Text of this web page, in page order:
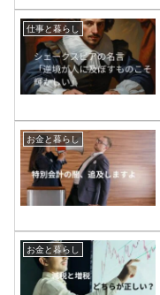
仕事と暮らし
お金と暮らし
お金と暮らし